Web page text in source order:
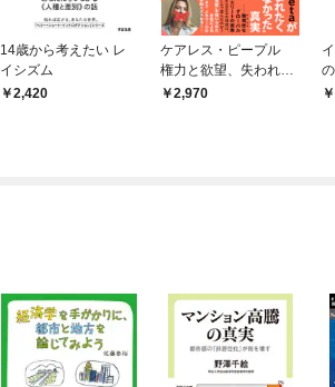
14歳から考えたい レ
イシズム
2,420
ケアレス・ピープル
権力と欲望、失われた
理想の物語 Meta
2,970